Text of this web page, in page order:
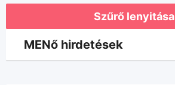
Szűrő lenyitása
MENő hirdetések